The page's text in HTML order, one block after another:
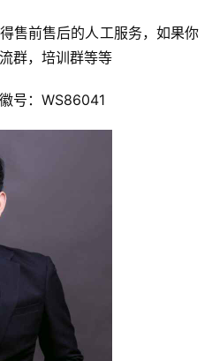
售前售后的人工服务，如果你
群，培训群等等
号：WS86041